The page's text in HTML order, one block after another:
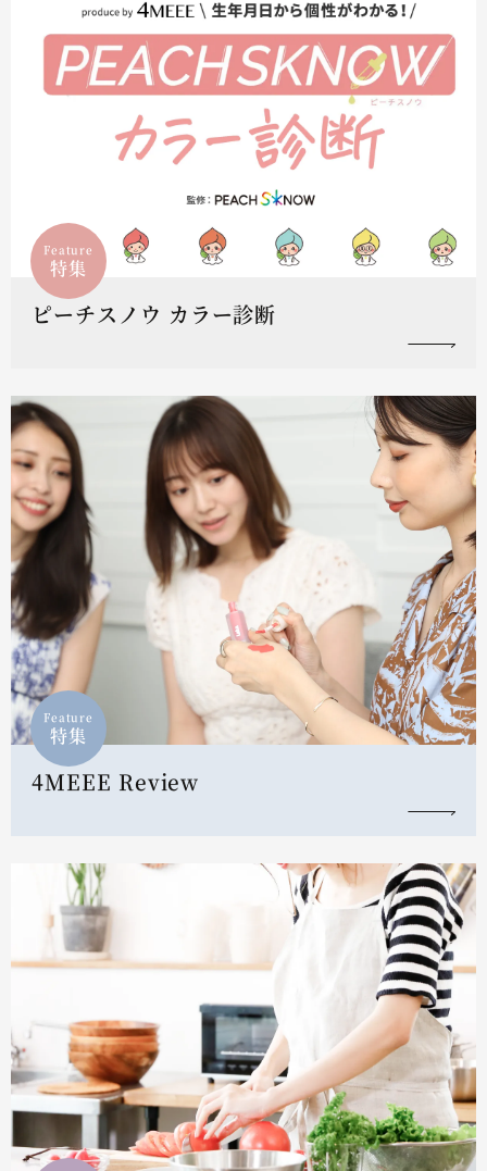
Feature
特集
ピーチスノウ カラー診断
Feature
特集
4MEEE Review